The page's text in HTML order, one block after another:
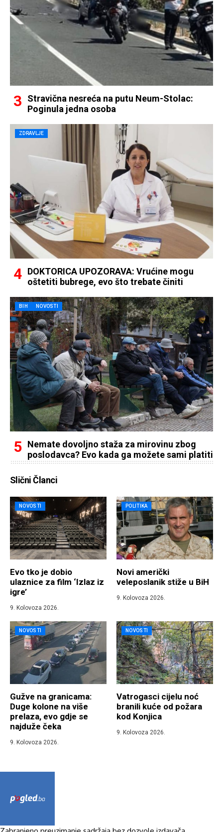
Stravična nesreća na putu Neum-Stolac:
Poginula jedna osoba
ZDRAVLJE
DOKTORICA UPOZORAVA: Vrućine mogu
oštetiti bubrege, evo što trebate činiti
BIH NOVOSTI
Nemate dovoljno staža za mirovinu zbog
poslodavca? Evo kada ga možete sami platiti
Slični Članci
NOVOSTI
Evo tko je dobio
ulaznice za film ‘Izlaz iz
igre’
9. Kolovoza 2026.
POLITIKA
Novi američki
veleposlanik stiže u BiH
9. Kolovoza 2026.
NOVOSTI
Gužve na granicama:
Duge kolone na više
prelaza, evo gdje se
najduže čeka
9. Kolovoza 2026.
NOVOSTI
Vatrogasci cijelu noć
branili kuće od požara
kod Konjica
9. Kolovoza 2026.